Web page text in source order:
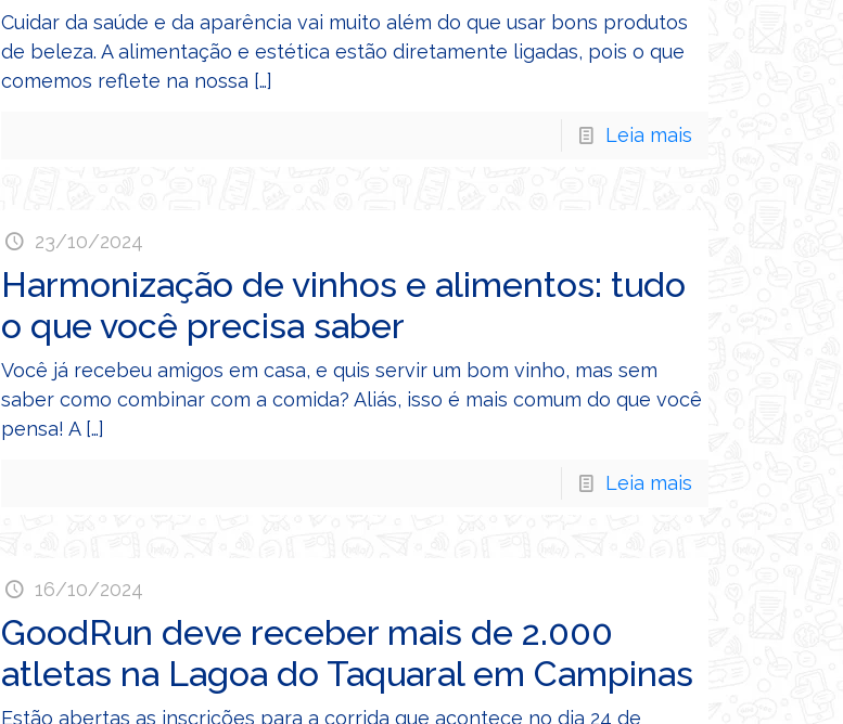
Cuidar da saúde e da aparência vai muito além do que usar bons produtos
de beleza. A alimentação e estética estão diretamente ligadas, pois o que
comemos reflete na nossa […]
Leia mais
23/10/2024
Harmonização de vinhos e alimentos: tudo
o que você precisa saber
Você já recebeu amigos em casa, e quis servir um bom vinho, mas sem
saber como combinar com a comida? Aliás, isso é mais comum do que você
pensa! A[…]
Leia mais
16/10/2024
GoodRun deve receber mais de 2.000
atletas na Lagoa do Taquaral em Campinas
Estão abertas as inscrições para a corrida que acontece no dia 24 de